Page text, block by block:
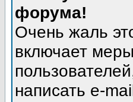
форума!
Очень жаль
включает
написать e-